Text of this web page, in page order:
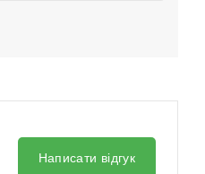
Написати відгук